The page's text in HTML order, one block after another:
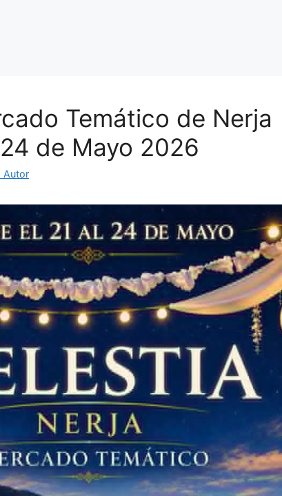
Temático de Nerja
de Mayo 2026
Autor